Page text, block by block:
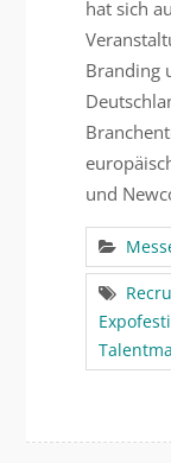
hat sich
Branding
und